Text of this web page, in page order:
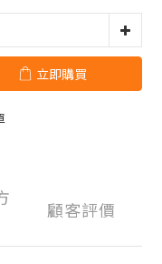
立即購買
顧客評價